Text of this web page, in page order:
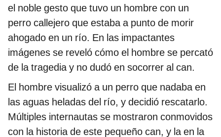
el noble gesto que tuvo un hombre con un
perro callejero que estaba a punto de morir
ahogado en un río. En las impactantes
imágenes se reveló cómo el hombre se percató
de la tragedia y no dudó en socorrer al can.
El hombre visualizó a un perro que nadaba en
las aguas heladas del río, y decidió rescatarlo.
Múltiples internautas se mostraron conmovidos
con la historia de este pequeño can, y la en la